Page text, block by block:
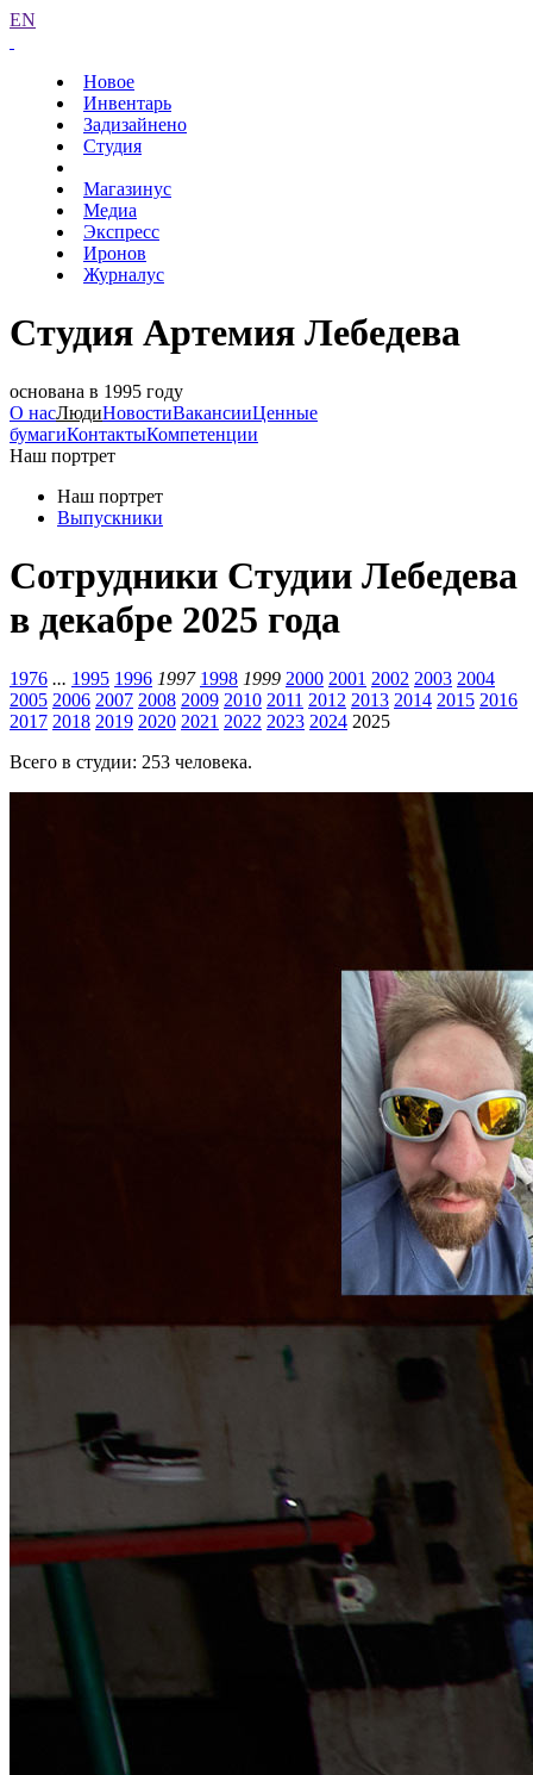
EN
Новое
Инвентарь
Задизайнено
Студия
Магазинус
Медиа
Экспресс
Иронов
Журналус
Студия Артемия Лебедева
основана в 1995 году
О насЛюдиНовостиВакансииЦенные
бумагиКонтактыКомпетенции
Наш портрет
Наш портрет
Выпускники
Сотрудники Студии Лебедева
в декабре 2025 года
1976 ... 1995 1996 1997 1998 1999 2000 2001 2002 2003 2004
2005 2006 2007 2008 2009 2010 2011 2012 2013 2014 2015 2016
2017 2018 2019 2020 2021 2022 2023 2024 2025
Всего в студии: 253 человека.